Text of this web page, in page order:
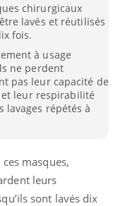
chirurgicaux
lavés et réutilisés
fois.
à usage
ne perdent
pas leur capacité de
leur respirabilité
lavages répétés à
masques,
leurs
sont lavés dix